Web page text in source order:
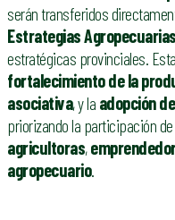
serán transferidos
Estrategias
estratégicas provinciales.
fortalecimiento de la
asociativa, y la adopción
priorizando la participación de
agricultoras,
agropecuario.